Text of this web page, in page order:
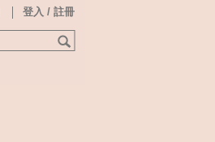
登入 / 註冊